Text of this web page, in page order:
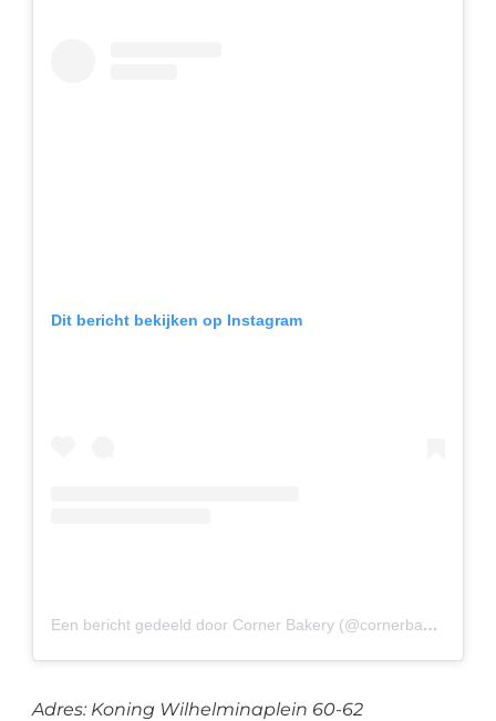
Dit bericht bekijken op Instagram
Een bericht gedeeld door Corner Bakery (@cornerbakeryamsterdam)
Adres: Koning Wilhelminaplein 60-62